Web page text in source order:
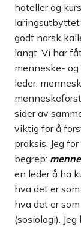
hoteller og
godt norsk
langt. Vi har
menneske-
leder:
sider av
viktig for å
praksis. Jeg
begrep:
en leder å ha
hva det er
hva det er
(sosiologi).